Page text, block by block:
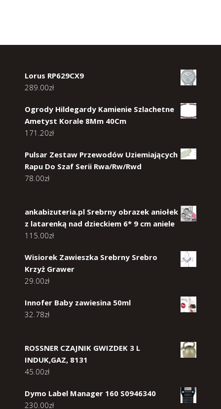
Lorus RP629CX9
289.00zł
Ogrody Hildegardy Kamienie Szlachetne
Ametyst Korale 8Mm 40Cm
171.20zł
Pulsar Zestaw Przewodów Uziemiających
Rapu Do Szaf Serii Rwa/Rw/Rwd
78.00zł
ankabizuteria.pl Srebrny obrazek aniołek
z latarenką nad dzieckiem 6* 9 cm aniele
115.00zł
Wisiorek Zawieszka Srebrny Srebro
Krzyż Grawer
29.00zł
Innofer Baby zawiesina 50ml
32.78zł
ROSSNER CZAJNIK GWIZDEK 3 L
INDUK,GAZ, 8131
45.00zł
Dymo Label Manager 160 S0946340
230.00zł